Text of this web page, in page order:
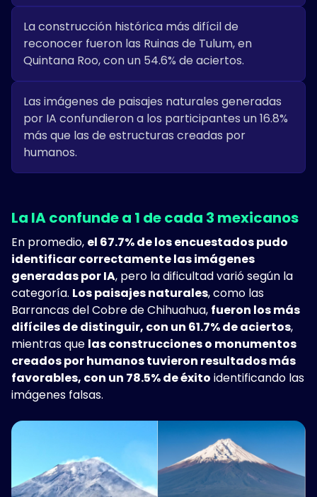
La construcción histórica más difícil de
reconocer fueron las Ruinas de Tulum, en
Quintana Roo, con un 54.6% de aciertos.
Las imágenes de paisajes naturales generadas
por IA confundieron a los participantes un 16.8%
más que las de estructuras creadas por
humanos.
La IA confunde a 1 de cada 3 mexicanos
En promedio, el 67.7% de los encuestados pudo
identificar correctamente las imágenes
generadas por IA, pero la dificultad varió según la
categoría. Los paisajes naturales, como las
Barrancas del Cobre de Chihuahua, fueron los más
difíciles de distinguir, con un 61.7% de aciertos,
mientras que las construcciones o monumentos
creados por humanos tuvieron resultados más
favorables, con un 78.5% de éxito identificando las
imágenes falsas.